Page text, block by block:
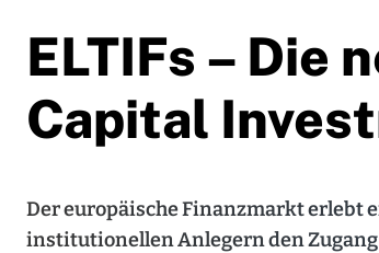
ELTIFs – Die
Capital
Der europäische Finanzmarkt erlebt
institutionellen Anlegern den